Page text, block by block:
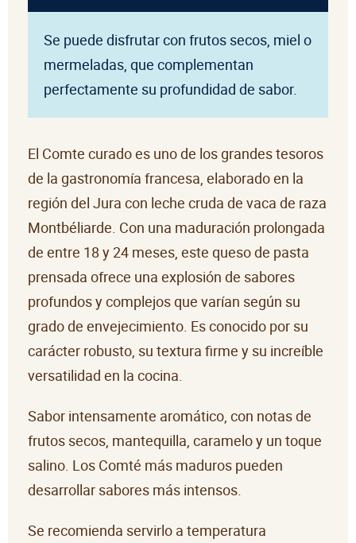
Se puede disfrutar con frutos secos, miel o
mermeladas, que complementan
perfectamente su profundidad de sabor.
El Comte curado es uno de los grandes tesoros
de la gastronomía francesa, elaborado en la
región del Jura con leche cruda de vaca de raza
Montbéliarde. Con una maduración prolongada
de entre 18 y 24 meses, este queso de pasta
prensada ofrece una explosión de sabores
profundos y complejos que varían según su
grado de envejecimiento. Es conocido por su
carácter robusto, su textura firme y su increíble
versatilidad en la cocina.
Sabor intensamente aromático, con notas de
frutos secos, mantequilla, caramelo y un toque
salino. Los Comté más maduros pueden
desarrollar sabores más intensos.
Se recomienda servirlo a temperatura